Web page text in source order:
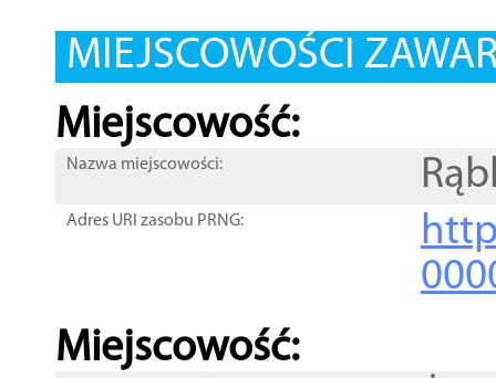
MIEJSCOWOŚCI
Miejscowość:
Nazwa miejscowości:
Adres URI zasobu PRNG:
Miejscowość: